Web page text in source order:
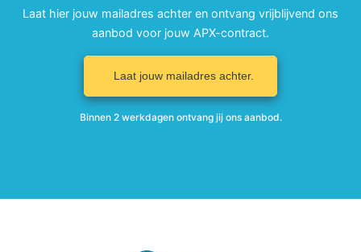
Laat hier jouw mailadres achter en ontvang vrijblijvend ons
aanbod voor jouw APX-contract.
Laat jouw mailadres achter.
Binnen 2 werkdagen ontvang jij ons aanbod.